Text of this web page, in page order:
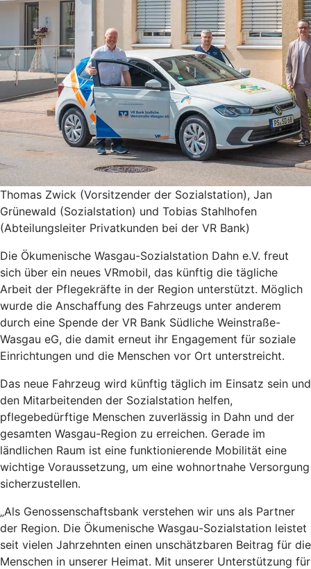
Thomas Zwick (Vorsitzender der Sozialstation), Jan
Grünewald (Sozialstation) und Tobias Stahlhofen
(Abteilungsleiter Privatkunden bei der VR Bank)
Die Ökumenische Wasgau-Sozialstation Dahn e.V. freut
sich über ein neues VRmobil, das künftig die tägliche
Arbeit der Pflegekräfte in der Region unterstützt. Möglich
wurde die Anschaffung des Fahrzeugs unter anderem
durch eine Spende der VR Bank Südliche Weinstraße-
Wasgau eG, die damit erneut ihr Engagement für soziale
Einrichtungen und die Menschen vor Ort unterstreicht.
Das neue Fahrzeug wird künftig täglich im Einsatz sein und
den Mitarbeitenden der Sozialstation helfen,
pflegebedürftige Menschen zuverlässig in Dahn und der
gesamten Wasgau-Region zu erreichen. Gerade im
ländlichen Raum ist eine funktionierende Mobilität eine
wichtige Voraussetzung, um eine wohnortnahe Versorgung
sicherzustellen.
„Als Genossenschaftsbank verstehen wir uns als Partner
der Region. Die Ökumenische Wasgau-Sozialstation leistet
seit vielen Jahrzehnten einen unschätzbaren Beitrag für die
Menschen in unserer Heimat. Mit unserer Unterstützung für